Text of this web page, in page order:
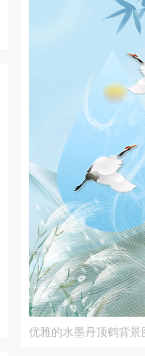
优雅的水墨丹顶鹤背景